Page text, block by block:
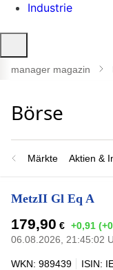
Industrie
öffnen
manager magazin
Märkte Aktien &
MetzII Gl Eq A
179,90 € +0,91
06.08.2026, 21:45:02
WKN: 989439 ISIN: